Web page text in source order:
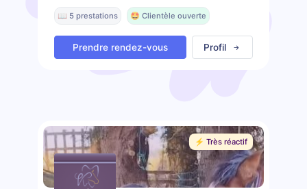
📖 5 prestations 🤩 Clientèle ouverte
Prendre rendez-vous Profil
⚡️ Très réactif